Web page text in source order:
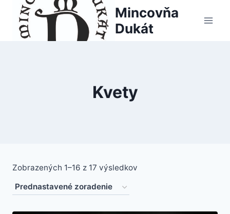
content
Mincovňa
Dukát
Kvety
Zobrazených 1–16 z 17 výsledkov